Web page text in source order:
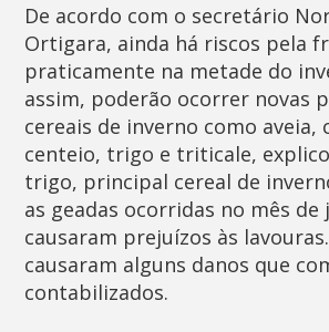
De acordo com o secretário
Ortigara, ainda há riscos pela
praticamente na metade do
assim, poderão ocorrer novas
cereais de inverno como aveia,
centeio, trigo e triticale,
trigo, principal cereal de
as geadas ocorridas no mês de
causaram prejuízos às
causaram alguns danos que
contabilizados.